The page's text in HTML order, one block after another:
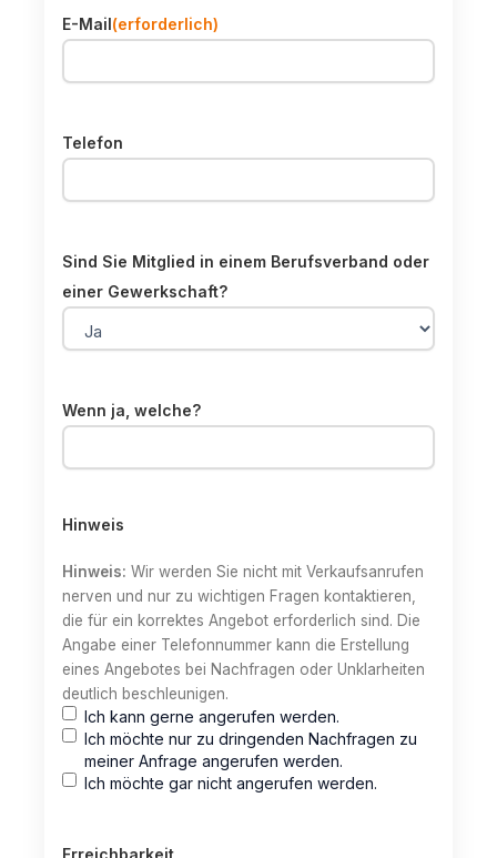
E-Mail(erforderlich)
Telefon
Sind Sie Mitglied in einem Berufsverband oder
einer Gewerkschaft?
Wenn ja, welche?
Hinweis
Hinweis: Wir werden Sie nicht mit Verkaufsanrufen
nerven und nur zu wichtigen Fragen kontaktieren,
die für ein korrektes Angebot erforderlich sind. Die
Angabe einer Telefonnummer kann die Erstellung
eines Angebotes bei Nachfragen oder Unklarheiten
deutlich beschleunigen.
Ich kann gerne angerufen werden.
Ich möchte nur zu dringenden Nachfragen zu
meiner Anfrage angerufen werden.
Ich möchte gar nicht angerufen werden.
Erreichbarkeit